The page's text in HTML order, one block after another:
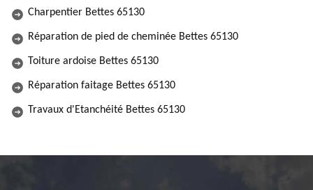
Charpentier Bettes 65130
Réparation de pied de cheminée Bettes 65130
Toiture ardoise Bettes 65130
Réparation faitage Bettes 65130
Travaux d'Etanchéité Bettes 65130